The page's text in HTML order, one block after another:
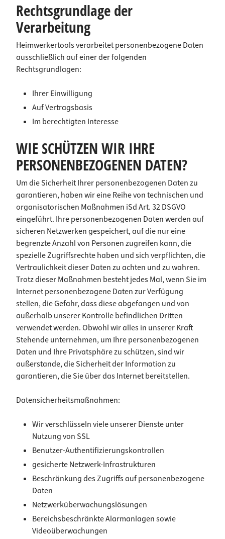
Rechtsgrundlage der
Verarbeitung
Heimwerkertools verarbeitet personenbezogene Daten
ausschließlich auf einer der folgenden
Rechtsgrundlagen:
Ihrer Einwilligung
Auf Vertragsbasis
Im berechtigten Interesse
WIE SCHÜTZEN WIR IHRE
PERSONENBEZOGENEN DATEN?
Um die Sicherheit Ihrer personenbezogenen Daten zu
garantieren, haben wir eine Reihe von technischen und
organisatorischen Maßnahmen iSd Art. 32 DSGVO
eingeführt. Ihre personenbezogenen Daten werden auf
sicheren Netzwerken gespeichert, auf die nur eine
begrenzte Anzahl von Personen zugreifen kann, die
spezielle Zugriffsrechte haben und sich verpflichten, die
Vertraulichkeit dieser Daten zu achten und zu wahren.
Trotz dieser Maßnahmen besteht jedes Mal, wenn Sie im
Internet personenbezogene Daten zur Verfügung
stellen, die Gefahr, dass diese abgefangen und von
außerhalb unserer Kontrolle befindlichen Dritten
verwendet werden. Obwohl wir alles in unserer Kraft
Stehende unternehmen, um Ihre personenbezogenen
Daten und Ihre Privatsphäre zu schützen, sind wir
außerstande, die Sicherheit der Information zu
garantieren, die Sie über das Internet bereitstellen.
Datensicherheitsmaßnahmen:
Wir verschlüsseln viele unserer Dienste unter
Nutzung von SSL
Benutzer-Authentifizierungskontrollen
gesicherte Netzwerk-Infrastrukturen
Beschränkung des Zugriffs auf personenbezogene
Daten
Netzwerküberwachungslösungen
Bereichsbeschränkte Alarmanlagen sowie
Videoüberwachungen